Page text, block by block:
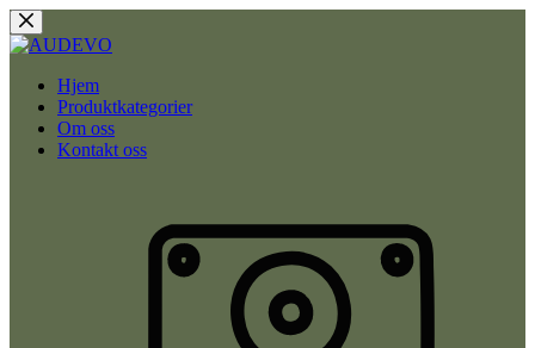
Hopp
til
Hjem
Produktkategorier
Om oss
Kontakt oss